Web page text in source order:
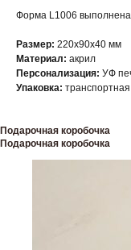
Форма L1006
Размер: 220х90х40 мм
Материал: акрил
Персонализация: УФ
Упаковка:
Подарочная коробочка
Подарочная коробочка